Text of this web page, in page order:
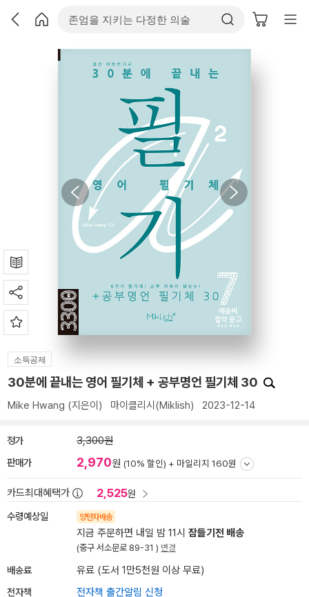
소득공제
30분에 끝내는 영어 필기체 + 공부명언 필기체 30
Mike Hwang (지은이) 마이클리시(Miklish) 2023-12-14
정가 3,300원
판매가 2,970원 (10% 할인) + 마일리지 160원
카드최대혜택가 2,525원
수령예상일 양탄자배송
지금 주문하면 내일 밤 11시 잠들기전 배송
(중구 서소문로 89-31 ) 변경
배송료 유료 (도서 1만5천원 이상 무료)
전자책 전자책 출간알림 신청